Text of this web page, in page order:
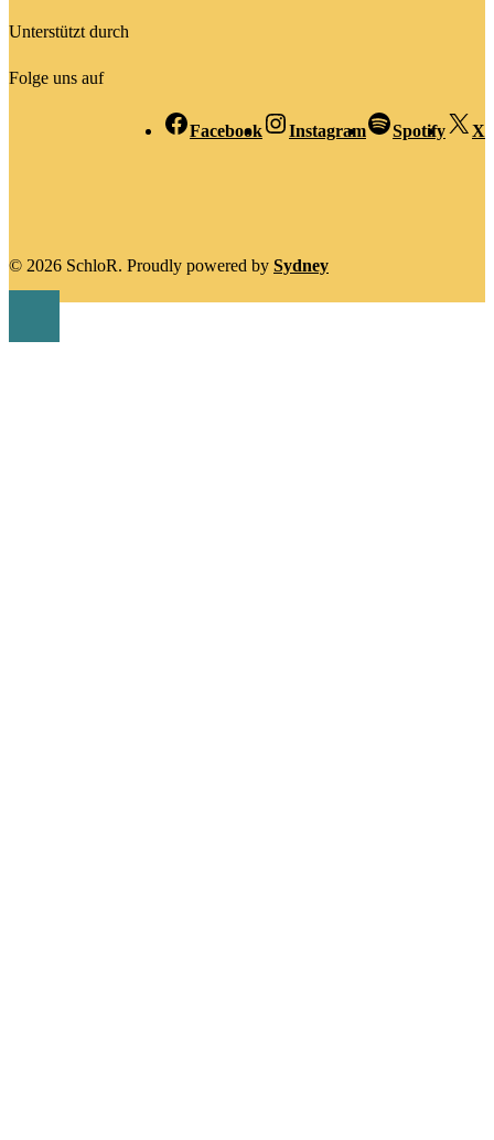
Unterstützt durch
Folge uns auf
Facebook Instagram Spotify X
© 2026 SchloR. Proudly powered by Sydney